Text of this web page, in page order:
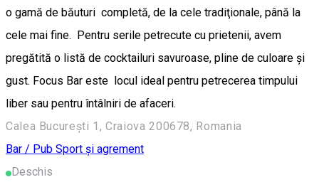
o gamă de băuturi completă, de la cele tradiţionale, până la
cele mai fine. Pentru serile petrecute cu prietenii, avem
pregătită o listă de cocktailuri savuroase, pline de culoare și
gust. Focus Bar este locul ideal pentru petrecerea timpului
liber sau pentru întâlniri de afaceri.
Calea București 1, Craiova 200678, Romania
Bar / Pub Sport și agrement
Deschis